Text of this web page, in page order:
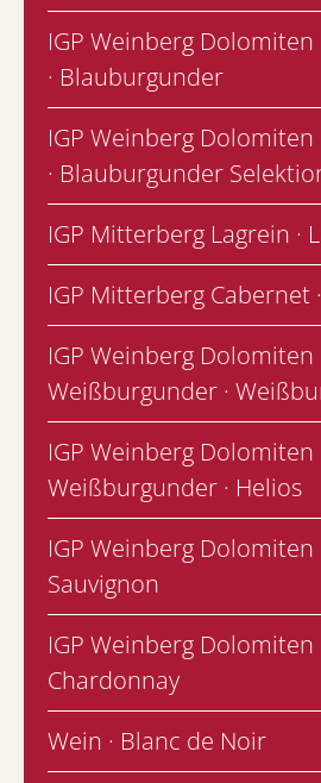
IGP Weinberg
· Blauburgunder
IGP Weinberg
· Blauburgunder
IGP Mitterberg Lagrein ·
IGP Mitterberg Cabernet
IGP Weinberg Dolomiten
Weißburgunder ·
IGP Weinberg Dolomiten
Weißburgunder · Helios
IGP Weinberg Dolomiten
Sauvignon
IGP Weinberg Dolomiten
Chardonnay
Wein · Blanc de Noir